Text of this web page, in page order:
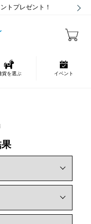
トプレゼント！
貨を選ぶ イベント